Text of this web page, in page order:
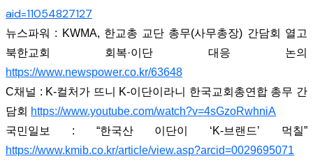
aid=11054827127
뉴스파워 : KWMA, 한교총 교단 총무(사무총장) 간담회 열고
북한교회 회복·이단 대응 논의
https://www.newspower.co.kr/63648
C채널 : K-컬처가 뜨니 K-이단이라니 한국교회총연합 총무 간
담회 https://www.youtube.com/watch?v=4sGzoRwhniA
국민일보 : “한국산 이단이 ‘K-브랜드’ 먹칠”
https://www.kmib.co.kr/article/view.asp?arcid=0029695071